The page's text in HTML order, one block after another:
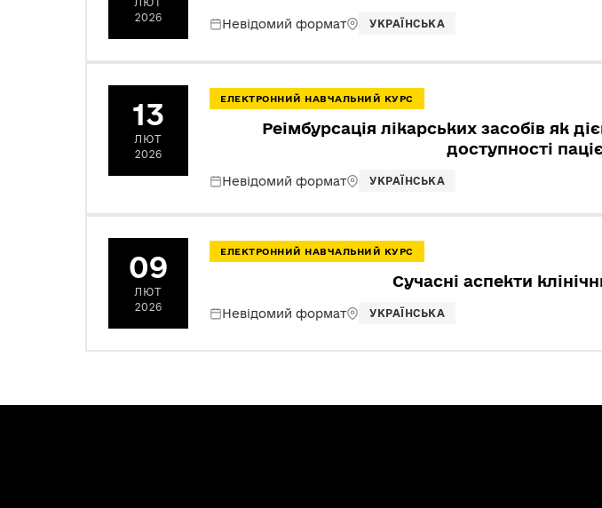
2026
Невідомий формат УКРАЇНСЬКА
13
ЛЮТ
2026
ЕЛЕКТРОННИЙ НАВЧАЛЬНИЙ КУРС
Реімбурсація лікарських засобів як
доступності
Невідомий формат УКРАЇНСЬКА
09
ЛЮТ
2026
ЕЛЕКТРОННИЙ НАВЧАЛЬНИЙ КУРС
Сучасні аспекти
Невідомий формат УКРАЇНСЬКА